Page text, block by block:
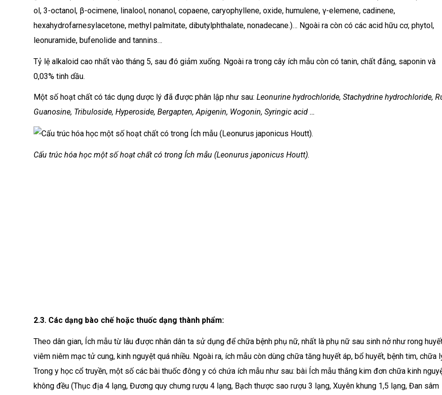
ol, 3-octanol, β-ocimene, linalool, nonanol, copaene, caryophyllene, oxide, humulene, γ-elemene, cadinene,
hexahydrofarnesylacetone, methyl palmitate, dibutylphthalate, nonadecane.)… Ngoài ra còn có các acid hữu cơ, phytol,
leonuramide, bufenolide and tannins…
Tỷ lệ alkaloid cao nhất vào tháng 5, sau đó giảm xuống. Ngoài ra trong cây ích mẫu còn có tanin, chất đắng, saponin và
0,03% tinh dầu.
Một số hoạt chất có tác dụng dược lý đã được phân lập như sau: Leonurine hydrochloride, Stachydrine hydrochloride,
Guanosine, Tribuloside, Hyperoside, Bergapten, Apigenin, Wogonin, Syringic acid …
Cấu trúc hóa học một số hoạt chất có trong Ích mẫu (Leonurus japonicus Houtt).
2.3. Các dạng bào chế hoặc thuốc dạng thành phẩm:
Theo dân gian, Ích mẫu từ lâu được nhân dân ta sử dụng để chữa bệnh phụ nữ, nhất là phụ nữ sau sinh nở như rong
viêm niêm mạc tử cung, kinh nguyệt quá nhiều. Ngoài ra, ích mẫu còn dùng chữa tăng huyết áp, bổ huyết, bệnh tim, chữa
Trong y học cổ truyền, một số các bài thuốc đông y có chứa ích mẫu như sau: bài Ích mẫu thắng kim đơn chữa kinh
không đều (Thục địa 4 lạng, Đương quy chưng rượu 4 lạng, Bạch thược sao rượu 3 lạng, Xuyên khung 1,5 lạng, Đan sâm